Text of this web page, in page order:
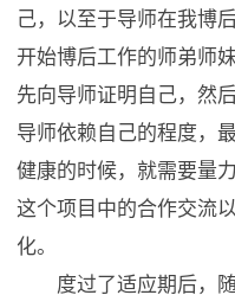
己，以至于导师在我博
开始博后工作的师弟师
先向导师证明自己，然
导师依赖自己的程度，
健康的时候，就需要量
这个项目中的合作交流
化。
度过了适应期后，随